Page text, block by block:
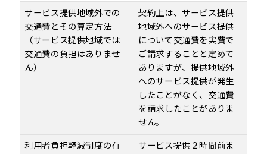
サービス提供地域外での
交通費とその算定方法
（サービス提供地域では
交通費の負担はありませ
ん）
契約上は、サービス提供
地域外へのサービス提供
について交通費を実費で
ご請求することと定めて
ありますが、提供地域外
へのサービス提供が発生
したことがなく、交通費
を請求したことがありま
せん。
利用者負担軽減制度の有
サービス提供２時間前ま